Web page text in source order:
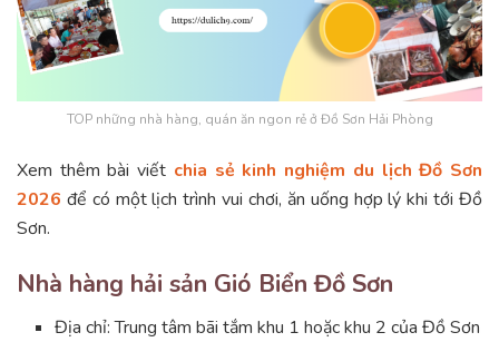
TOP những nhà hàng, quán ăn ngon rẻ ở Đồ Sơn Hải Phòng
Xem thêm bài viết chia sẻ kinh nghiệm du lịch Đồ Sơn
2026 để có một lịch trình vui chơi, ăn uống hợp lý khi tới Đồ
Sơn.
Nhà hàng hải sản Gió Biển Đồ Sơn
Địa chỉ: Trung tâm bãi tắm khu 1 hoặc khu 2 của Đồ Sơn